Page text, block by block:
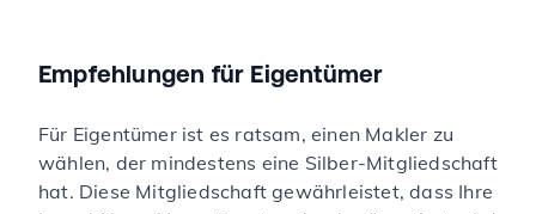
Empfehlungen für Eigentümer
Für Eigentümer ist es ratsam, einen Makler zu
wählen, der mindestens eine Silber-Mitgliedschaft
hat. Diese Mitgliedschaft gewährleistet, dass Ihre